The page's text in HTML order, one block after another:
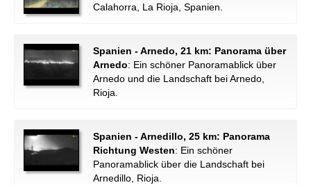
Calahorra, La Rioja, Spanien.
Spanien - Arnedo, 21 km: Panorama über
Arnedo: Ein schöner Panoramablick über
Arnedo und die Landschaft bei Arnedo,
Rioja.
Spanien - Arnedillo, 25 km: Panorama
Richtung Westen: Ein schöner
Panoramablick über die Landschaft bei
Arnedillo, Rioja.